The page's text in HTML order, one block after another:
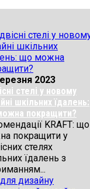
2023
стелі у новому
шкільних їдалень:
покращити?
KRAFT: що
покращити у
стелях
їдалень з
для дизайну